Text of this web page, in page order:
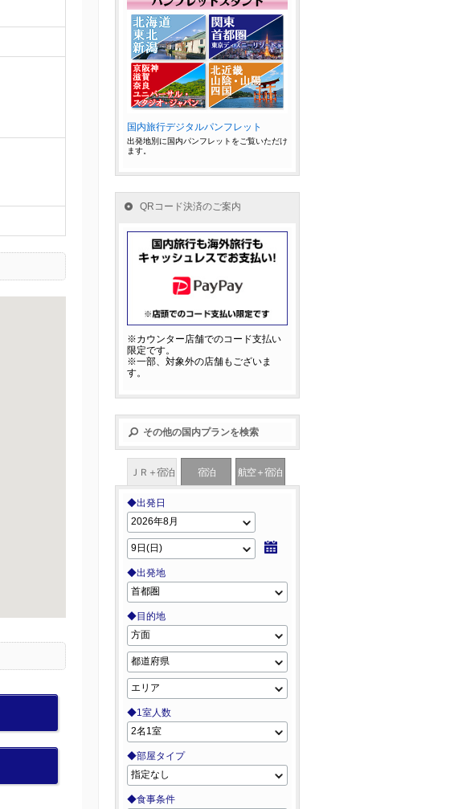
国内旅行デジタルパンフレット
出発地別に国内パンフレットをご覧いただけ
ます。
QRコード決済のご案内
※カウンター店舗でのコード支払い
限定です。
※一部、対象外の店舗もございま
す。
その他の国内プランを検索
ＪＲ＋宿泊 宿泊 航空＋宿泊
◆出発日
◆出発地
◆目的地
◆1室人数
◆部屋タイプ
◆食事条件